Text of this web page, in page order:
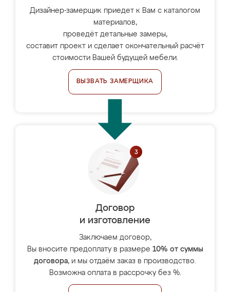
Дизайнер-замерщик приедет к Вам с каталогом
материалов,
проведёт детальные замеры,
составит проект и сделает окончательный расчёт
стоимости Вашей будущей мебели.
ВЫЗВАТЬ ЗАМЕРЩИКА
Договор
и изготовление
Заключаем договор,
Вы вносите предоплату в размере 10% от суммы
договора, и мы отдаём заказ в производство.
Возможна оплата в рассрочку без %.